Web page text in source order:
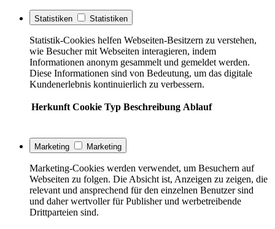
Statistiken Statistiken
Statistik-Cookies helfen Webseiten-Besitzern zu verstehen,
wie Besucher mit Webseiten interagieren, indem
Informationen anonym gesammelt und gemeldet werden.
Diese Informationen sind von Bedeutung, um das digitale
Kundenerlebnis kontinuierlich zu verbessern.
Herkunft Cookie Typ Beschreibung Ablauf
Marketing Marketing
Marketing-Cookies werden verwendet, um Besuchern auf
Webseiten zu folgen. Die Absicht ist, Anzeigen zu zeigen, die
relevant und ansprechend für den einzelnen Benutzer sind
und daher wertvoller für Publisher und werbetreibende
Drittparteien sind.